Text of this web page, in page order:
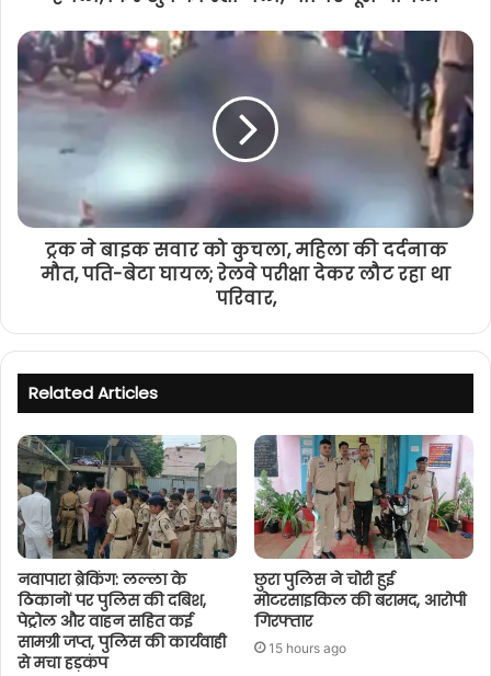
ट्रक ने बाइक सवार को कुचला, महिला की दर्दनाक
मौत, पति-बेटा घायल; रेलवे परीक्षा देकर लौट रहा था
परिवार,
Related Articles
नवापारा ब्रेकिंग: लल्ला के
ठिकानों पर पुलिस की दबिश,
पेट्रोल और वाहन सहित कई
सामग्री जप्त, पुलिस की कार्यवाही
से मचा हड़कंप
छुरा पुलिस ने चोरी हुई
मोटरसाइकिल की बरामद, आरोपी
गिरफ्तार
15 hours ago